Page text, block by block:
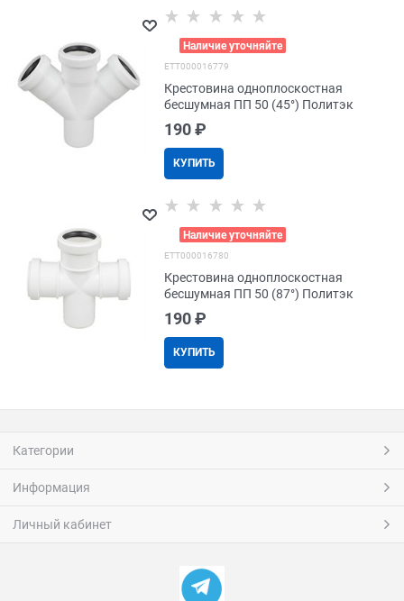
Наличие уточняйте
EТТ000016779
Крестовина одноплоскостная
бесшумная ПП 50 (45°) Политэк
190 ₽
КУПИТЬ
Наличие уточняйте
EТТ000016780
Крестовина одноплоскостная
бесшумная ПП 50 (87°) Политэк
190 ₽
КУПИТЬ
Категории
Информация
Личный кабинет